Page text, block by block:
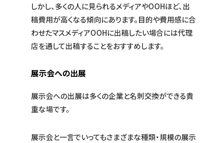
しかし、多くの人に見られるメディアやOOHほど、出
稿費用が高くなる傾向にあります。目的や費用感に合
わせたマスメディアOOHに出稿したい場合には代理
店を通して出稿することをおすすめします。
展示会への出展
展示会への出展は多くの企業と名刺交換ができる貴
重な場です。
展示会と一言でいってもさまざまな種類・規模の展示